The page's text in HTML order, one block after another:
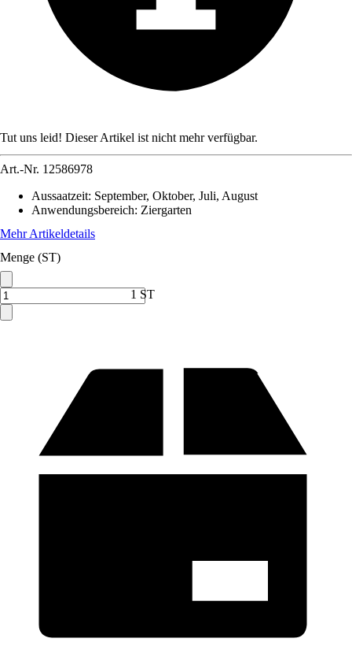
Tut uns leid! Dieser Artikel ist nicht mehr verfügbar.
Art.-Nr. 12586978
Aussaatzeit: September, Oktober, Juli, August
Anwendungsbereich: Ziergarten
Mehr Artikeldetails
Menge (ST)
1 ST